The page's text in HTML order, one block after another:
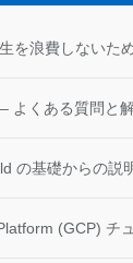
を浪費しないた
よくある質問と
の基礎からの説
(GCP) チ